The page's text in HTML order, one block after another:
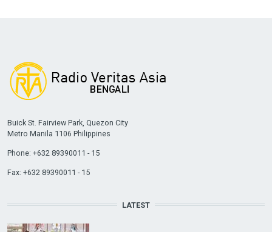
Buick St. Fairview Park, Quezon City
Metro Manila 1106 Philippines
Phone: +632 89390011 - 15
Fax: +632 89390011 - 15
LATEST